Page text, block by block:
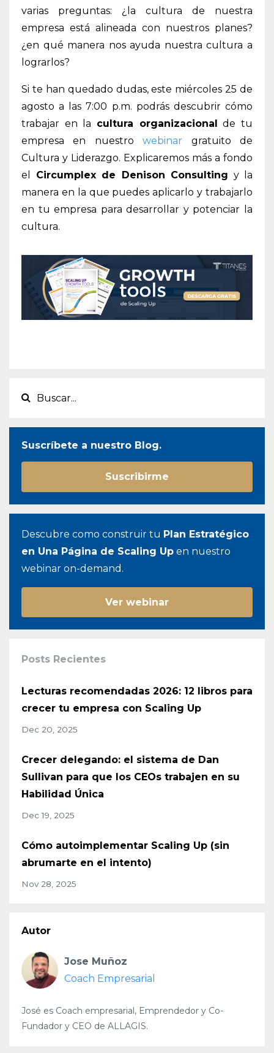
varias preguntas: ¿la cultura de nuestra
empresa está alineada con nuestros planes?
¿en qué manera nos ayuda nuestra cultura a
lograrlos?
Si te han quedado dudas, este miércoles 25 de
agosto a las 7:00 p.m. podrás descubrir cómo
trabajar en la cultura organizacional de tu
empresa en nuestrowebinar gratuito de
Cultura y Liderazgo. Explicaremos más a fondo
el Circumplex de Denison Consulting y la
manera en la que puedes aplicarlo y trabajarlo
en tu empresa para desarrollar y potenciar la
cultura.
Suscríbete a nuestro Blog.
Suscribirme
Descubre como construir tu Plan Estratégico
en Una Página de Scaling Up en nuestro
webinar on-demand.
Ver webinar
Posts Recientes
Lecturas recomendadas 2026: 12 libros para
crecer tu empresa con Scaling Up
Dec 20, 2025
Crecer delegando: el sistema de Dan
Sullivan para que los CEOs trabajen en su
Habilidad Única
Dec 19, 2025
Cómo autoimplementar Scaling Up (sin
abrumarte en el intento)
Nov 28, 2025
Autor
Jose Muñoz
Coach Empresarial
José es Coach empresarial, Emprendedor y Co-
Fundador y CEO de ALLAGIS.